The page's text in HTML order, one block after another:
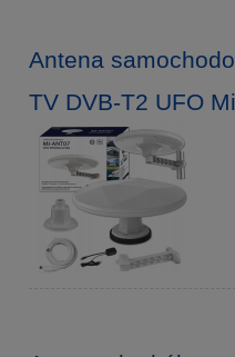
Antena
TV DVB-T2 UFO